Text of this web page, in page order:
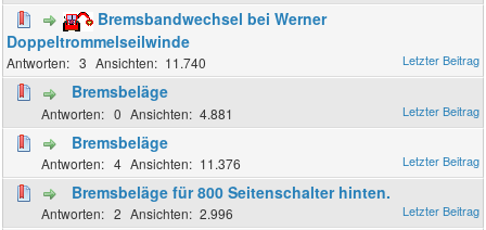
Bremsbandwechsel bei Werner
Doppeltrommelseilwinde
3 11.740
Bremsbeläge
0 4.881
Bremsbeläge
4 11.376
Bremsbeläge für 800 Seitenschalter hinten.
2 2.996